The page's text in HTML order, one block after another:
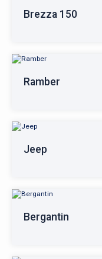
Brezza 150
Ramber
Jeep
Bergantin